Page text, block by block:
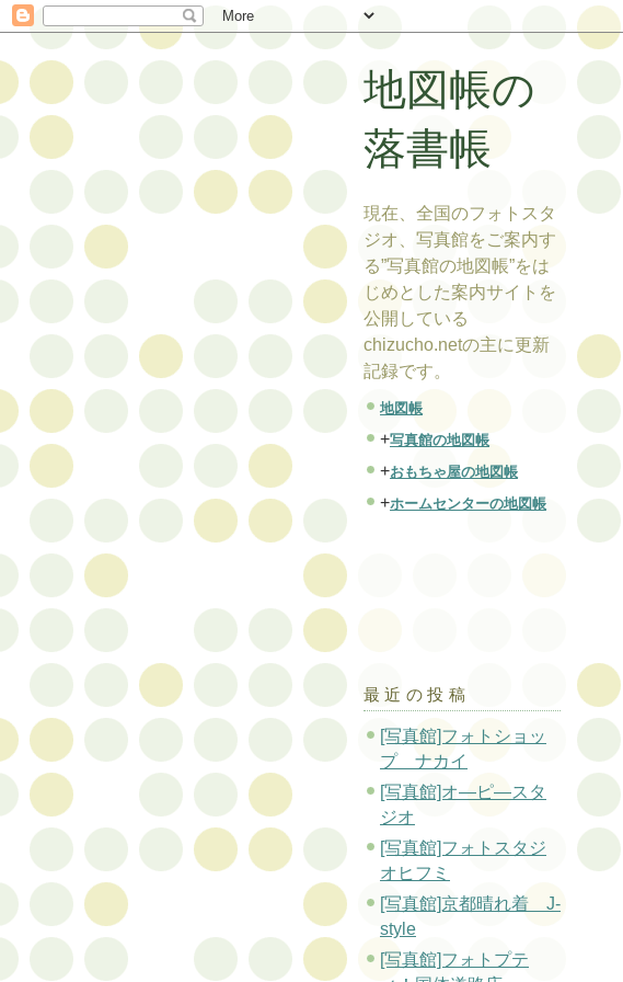
地図帳の
落書帳
現在、全国のフォトスタ
ジオ、写真館をご案内す
る”写真館の地図帳”をは
じめとした案内サイトを
公開している
chizucho.netの主に更新
記録です。
地図帳
+写真館の地図帳
+おもちゃ屋の地図帳
+ホームセンターの地図帳
最近の投稿
[写真館]フォトショッ
プ ナカイ
[写真館]オ—ピ—スタ
ジオ
[写真館]フォトスタジ
オヒフミ
[写真館]京都晴れ着 J-
style
[写真館]フォトプテ